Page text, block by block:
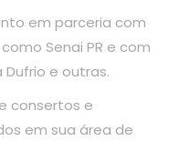
em parceria com
Senai PR e com
e outras.
consertos e
em sua área de